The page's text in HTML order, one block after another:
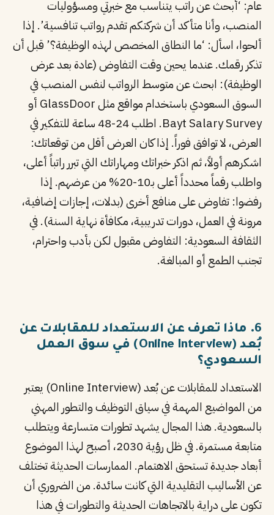
عام: ‘أبحث عن راتب يتناسب مع خبرتي ومسؤوليات
المنصب، وأنا متأكد أن شركتكم تقدم رواتب تنافسية’. إذا
ألحوا، اسأل: ‘ما النطاق المخصص لهذه الوظيفة؟’ قبل أن
تذكر رقمك. عندما يحين وقت التفاوض (عادة بعد عرض
الوظيفة): ابحث عن متوسط الرواتب لنفس المنصب في
السوق السعودي باستخدام مواقع مثل GlassDoor أو
Bayt Salary Survey. اطلب 24-48 ساعة للتفكير في
العرض، لا توافق فوراً. إذا كان العرض أقل من توقعاتك:
اشكرهم أولاً، ثم اذكر خبراتك ومهاراتك التي تبرر راتباً أعلى،
واطلب رقماً محدداً أعلى بـ10-20% من عرضهم. إذا
رفضوا: تفاوض على منافع أخرى (بدلات، إجازات إضافية،
مرونة في العمل، دورات تدريبية، مكافأة نهاية السنة). في
الثقافة السعودية: التفاوض مقبول لكن بأدب واحترام،
تجنب الطمع أو المبالغة.
6. ماذا تعرف عن الاستعداد للمقابلات عن
بُعد (Online Interview) في سوق العمل
السعودي؟
الاستعداد للمقابلات عن بُعد (Online Interview) يعتبر
من المواضيع المهمة في سياق التوظيف والتطور المهني
بالسعودية. هذا المجال يشهد تطورات متسارعة ويتطلب
متابعة مستمرة. في ظل رؤية 2030، أصبح لهذا الموضوع
أبعاد جديدة تستحق الاهتمام. الممارسات الحديثة تختلف
عن الأساليب التقليدية التي كانت سائدة. من الضروري أن
تكون على دراية بالاتجاهات الحديثة والتطورات في هذا